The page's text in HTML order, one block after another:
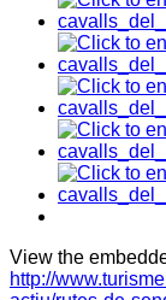
View the
http://